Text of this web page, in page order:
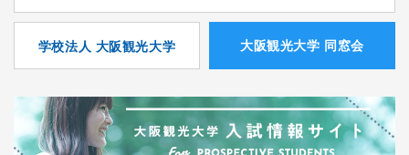
学校法人 大阪観光大学 ⼤阪観光⼤学 同窓会